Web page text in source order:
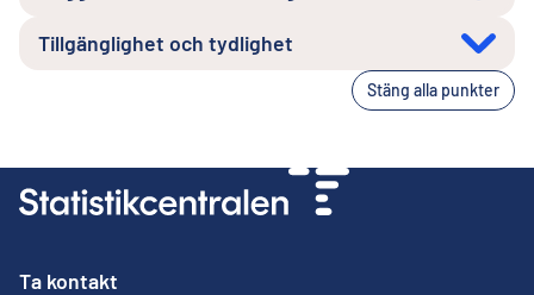
Tillgänglighet och tydlighet
Stäng alla punkter
Ta kontakt